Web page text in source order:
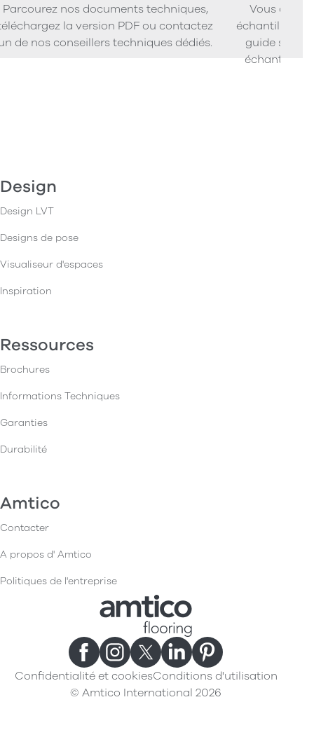
Parcourez nos documents techniques,
la version PDF ou contactez
de nos conseillers techniques dédiés.
Vous
échantillons
guide
Design
Design LVT
Designs de pose
Visualiseur d'espaces
Inspiration
Ressources
Brochures
Informations Techniques
Garanties
Durabilité
Amtico
Contacter
A propos d' Amtico
Politiques de l'entreprise
Confidentialité et cookiesConditions d'utilisation
© Amtico International 2026